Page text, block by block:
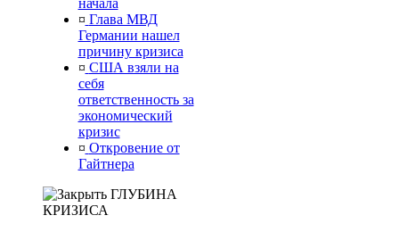
начала
¤ Глава МВД
Германии нашел
причину кризиса
¤ США взяли на
себя
ответственность за
экономический
кризис
¤ Откровение от
Гайтнера
ГЛУБИНА
КРИЗИСА